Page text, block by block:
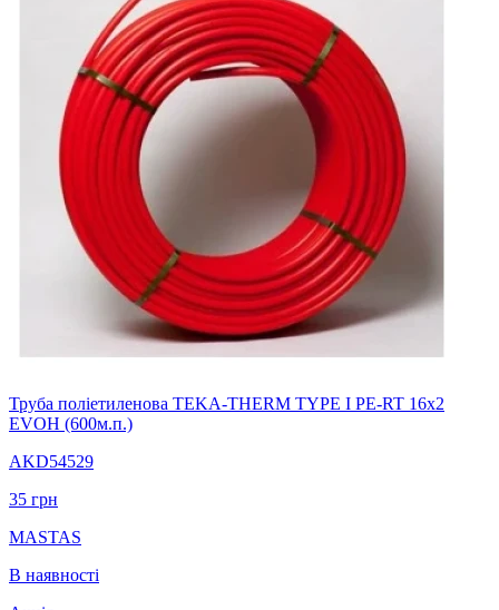
Труба поліетиленова TEKA-THERM TYPE I PE-RT 16х2
EVOH (600м.п.)
AKD54529
35 грн
MASTAS
В наявності